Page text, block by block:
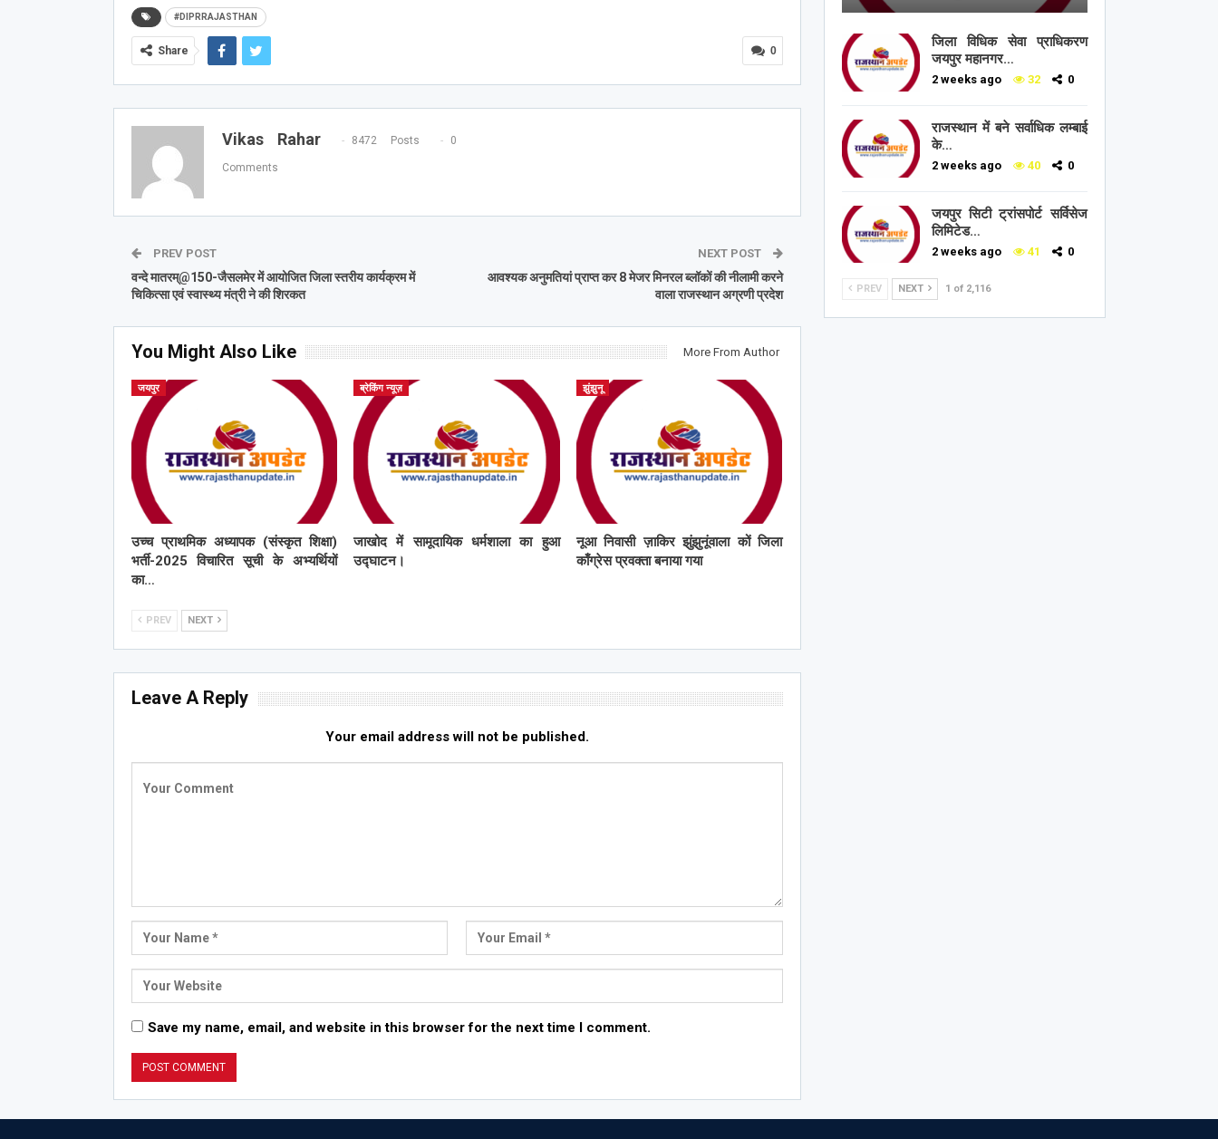
#DIPRRAJASTHAN
0
Share
Vikas Rahar 8472 Posts 0
Comments
PREV POST
वन्दे मातरम्@150-जैसलमेर में आयोजित जिला स्तरीय कार्यक्रम में
चिकित्सा एवं स्वास्थ्य मंत्री ने की शिरकत
NEXT POST
आवश्यक अनुमतियां प्राप्त कर 8 मेजर मिनरल ब्लॉकों की नीलामी करने
वाला राजस्थान अग्रणी प्रदेश
You Might Also Like More From Author
जयपुर
उच्च प्राथमिक अध्यापक (संस्कृत शिक्षा)
भर्ती-2025 विचारित सूची के अभ्यर्थियों
का…
ब्रेकिंग न्यूज़
जाखोद में सामूदायिक धर्मशाला का हुआ
उद्घाटन।
झुंझुनू
नूआ निवासी ज़ाकिर झुंझुनूंवाला कों जिला
काँग्रेस प्रवक्ता बनाया गया
PREV NEXT
Leave A Reply
Your email address will not be published.
Save my name, email, and website in this browser for the next time I comment.
जिला विधिक सेवा प्राधिकरण
जयपुर महानगर…
2 weeks ago 32 0
राजस्थान में बने सर्वाधिक लम्बाई
के…
2 weeks ago 40 0
जयपुर सिटी ट्रांसपोर्ट सर्विसेज
लिमिटेड…
2 weeks ago 41 0
PREV NEXT 1 of 2,116